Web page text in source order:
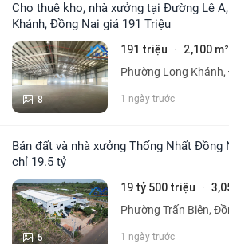
Cho thuê kho, nhà xưởng tại Đường Lê A, Xã Suối Tre, Tp Long
Khánh, Đồng Nai giá 191 Triệu
8
191 triệu · 2,100 m²
Phường Long Khánh,
1 ngày trước
Bán đất và nhà xưởng Thống Nhất Đồng Nai DT 3050m2 giá
chỉ 19.5 tỷ
5
19 tỷ 500 triệu ·
Phường Trấn Biên,
1 ngày trước